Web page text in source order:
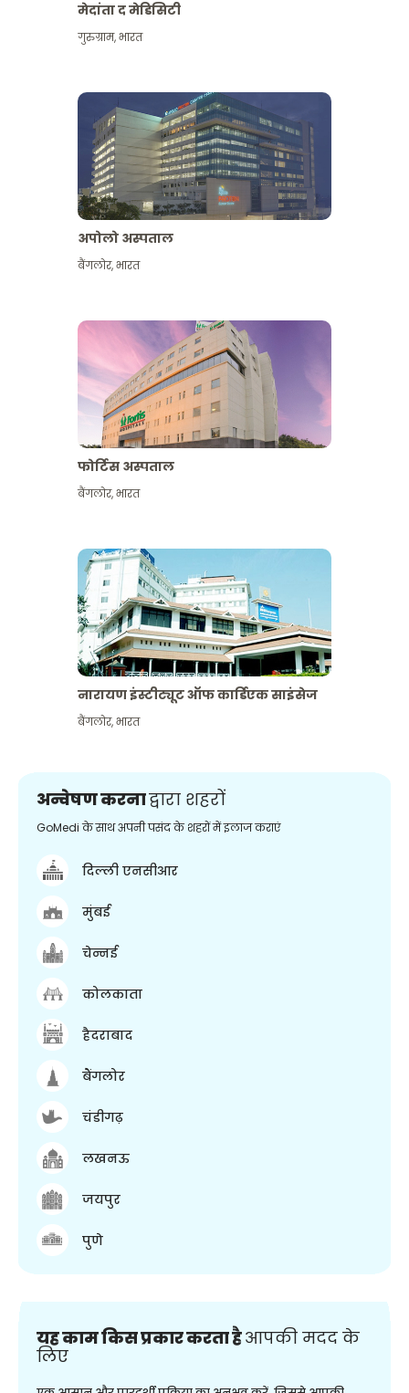
मेदांता द मेडिसिटी
गुरुग्राम,भारत
अपोलो अस्पताल
बैंगलोर,भारत
फोर्टिस अस्पताल
बैंगलोर,भारत
नारायण इंस्टीट्यूट ऑफ कार्डिएक साइंसेज
बैंगलोर,भारत
अन्वेषण करनाद्वारा शहरों
GoMedi के साथ अपनी पसंद के शहरों में इलाज कराएं
दिल्ली एनसीआर
मुंबई
चेन्नई
कोलकाता
हैदराबाद
बैंगलोर
चंडीगढ़
लखनऊ
जयपुर
पुणे
यह काम किस प्रकार करता हैआपकी मदद के
लिए